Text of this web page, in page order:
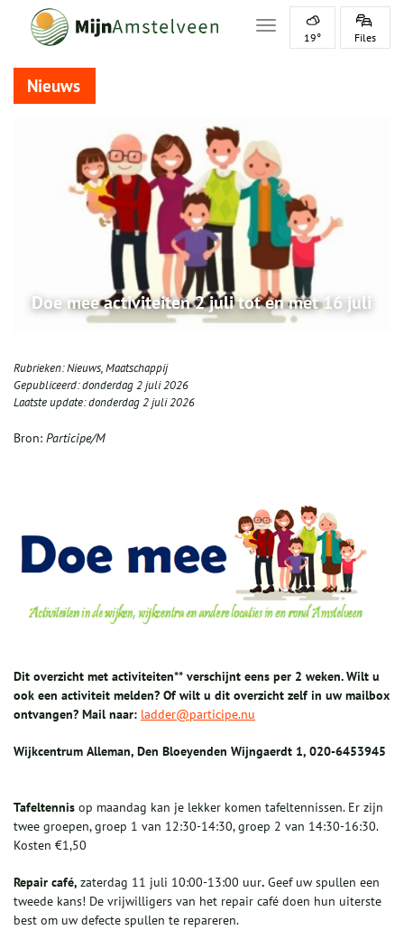
Toggle navigation
19° Files
Nieuws
Doe mee activiteiten 2 juli tot en met 16 juli
Rubrieken:Nieuws,Maatschappij
Gepubliceerd:donderdag 2 juli 2026
Laatste update:donderdag 2 juli 2026
Bron: Participe/M
Dit overzicht met activiteiten** verschijnt eens per 2 weken. Wilt u
ook een activiteit melden? Of wilt u dit overzicht zelf in uw mailbox
ontvangen? Mail naar: ladder@participe.nu
Wijkcentrum Alleman, Den Bloeyenden Wijngaerdt 1, 020-6453945
Tafeltennis op maandag kan je lekker komen tafeltennissen. Er zijn
twee groepen, groep 1 van 12:30-14:30, groep 2 van 14:30-16:30.
Kosten €1,50
Repair café, zaterdag 11 juli 10:00-13:00 uur. Geef uw spullen een
tweede kans! De vrijwilligers van het repair café doen hun uiterste
best om uw defecte spullen te repareren.